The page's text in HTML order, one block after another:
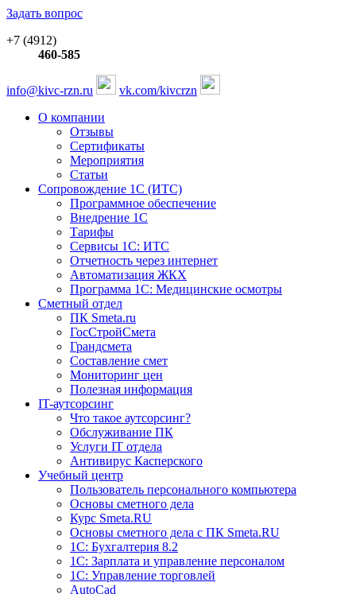
Задать вопрос
+7 (4912)
460-585
info@kivc-rzn.ru
vk.com/kivcrzn
О компании
Отзывы
Сертификаты
Мероприятия
Статьи
Сопровождение 1С (ИТС)
Программное обеспечение
Внедрение 1С
Тарифы
Сервисы 1С: ИТС
Отчетность через интернет
Автоматизация ЖКХ
Программа 1С: Медицинские осмотры
Сметный отдел
ПК Smeta.ru
ГосСтройСмета
Грандсмета
Составление смет
Мониторинг цен
Полезная информация
IT-аутсорсинг
Что такое аутсорсинг?
Обслуживание ПК
Услуги IT отдела
Антивирус Касперского
Учебный центр
Пользователь персонального компьютера
Основы сметного дела
Курс Smeta.RU
Основы сметного дела с ПК Smeta.RU
1С: Бухгалтерия 8.2
1С: Зарплата и управление персоналом
1C: Управление торговлей
AutoCad